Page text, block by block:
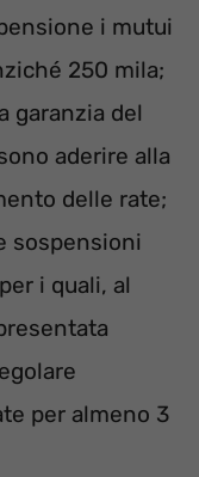
i mutui
250 mila;
garanzia del
aderire alla
delle rate;
sospensioni
i quali, al
per almeno 3